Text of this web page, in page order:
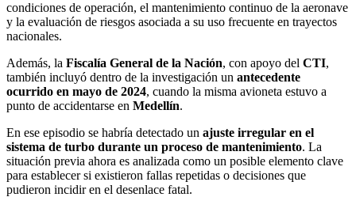
condiciones de operación, el mantenimiento continuo de la aeronave
y la evaluación de riesgos asociada a su uso frecuente en trayectos
nacionales.
Además, la Fiscalía General de la Nación, con apoyo del CTI,
también incluyó dentro de la investigación un antecedente
ocurrido en mayo de 2024, cuando la misma avioneta estuvo a
punto de accidentarse en Medellín.
En ese episodio se habría detectado un ajuste irregular en el
sistema de turbo durante un proceso de mantenimiento. La
situación previa ahora es analizada como un posible elemento clave
para establecer si existieron fallas repetidas o decisiones que
pudieron incidir en el desenlace fatal.